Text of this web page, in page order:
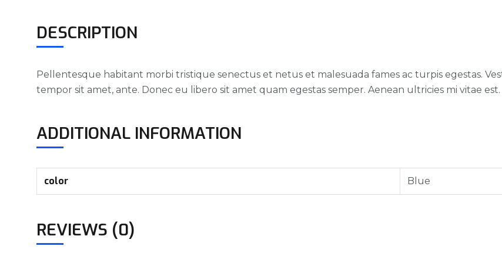
DESCRIPTION
Pellentesque habitant morbi tristique senectus et netus et malesuada fames ac turpis egestas.
tempor sit amet, ante. Donec eu libero sit amet quam egestas semper. Aenean ultricies mi vitae
ADDITIONAL INFORMATION
color Blue
REVIEWS (0)